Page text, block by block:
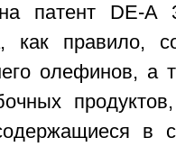
патент DE-A
как правило,
олефинов, а
в